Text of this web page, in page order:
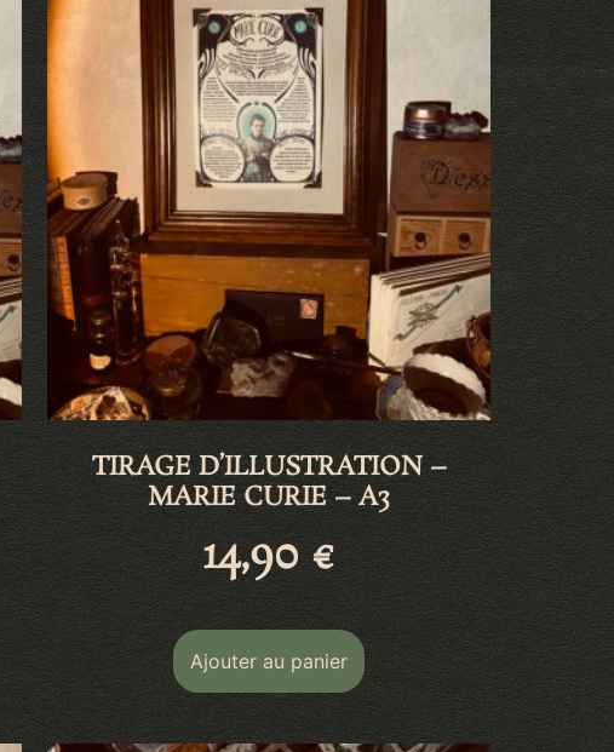
TIRAGE D’ILLUSTRATION –
MARIE CURIE – A3
14,90€
Ajouter au panier